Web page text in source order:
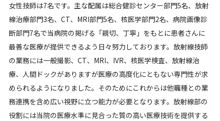
女性技師は7名です。主な配属は総合健診センター部門5名、放射
線治療部門3名、CT、MRI部門5名、核医学部門2名、病院画像診
断部門7名で当病院の掲げる「親切、丁寧」をもとに患者さんに
最善な医療が提供できるよう日々努力しております。放射線技師
の業務には一般撮影、CT、MRI、IVR、核医学検査、放射線治
療、人間ドックがありますが医療の高度化にともない専門性が求
められるようになりました。そのためにこれからは他職種との業
務連携を含め広い視野に立つ能力が必要となります。放射線部の
役割には当院の医療水準に見合った質の高い医療技術を提供する